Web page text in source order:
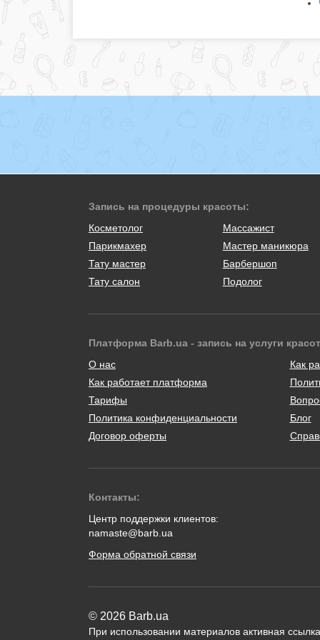
Запись на процедуры красоты:
Косметолог
Массажист
Парикмахер
Мастер маникюра
Тату мастер
Барбершоп
Тату салон
Подолог
Платформа Barb.ua - запись на услуги
О нас
Как работает платформа
Тарифы
Политика конфиденциальности
Договор оферты
Как
Блог
Контакты:
Центр поддержки клиентов:
namaste@barb.ua
Форма обратной связи
© 2026 Barb.ua
При использовании материалов активная